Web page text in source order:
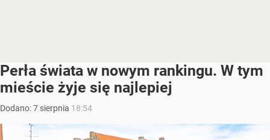
Perła świata w nowym rankingu. W tym
mieście żyje się najlepiej
Dodano:7 sierpnia 18:54